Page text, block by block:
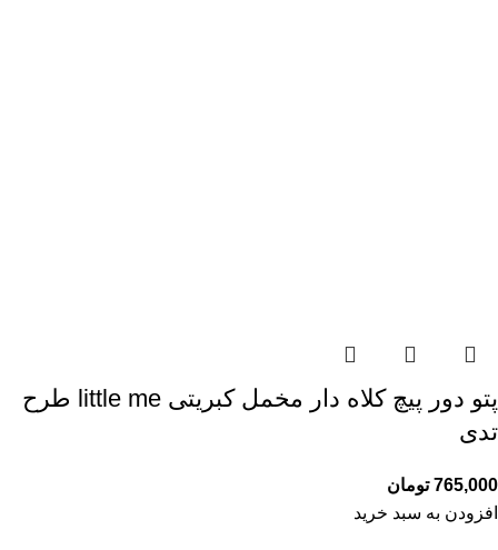
پتو دور پیچ کلاه دار مخمل کبریتی little me طرح
تدی
765,000 تومان
افزودن به سبد خرید